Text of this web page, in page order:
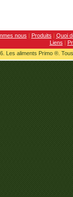
nous | Produits | Quoi
Liens |
Les aliments Primo ®.